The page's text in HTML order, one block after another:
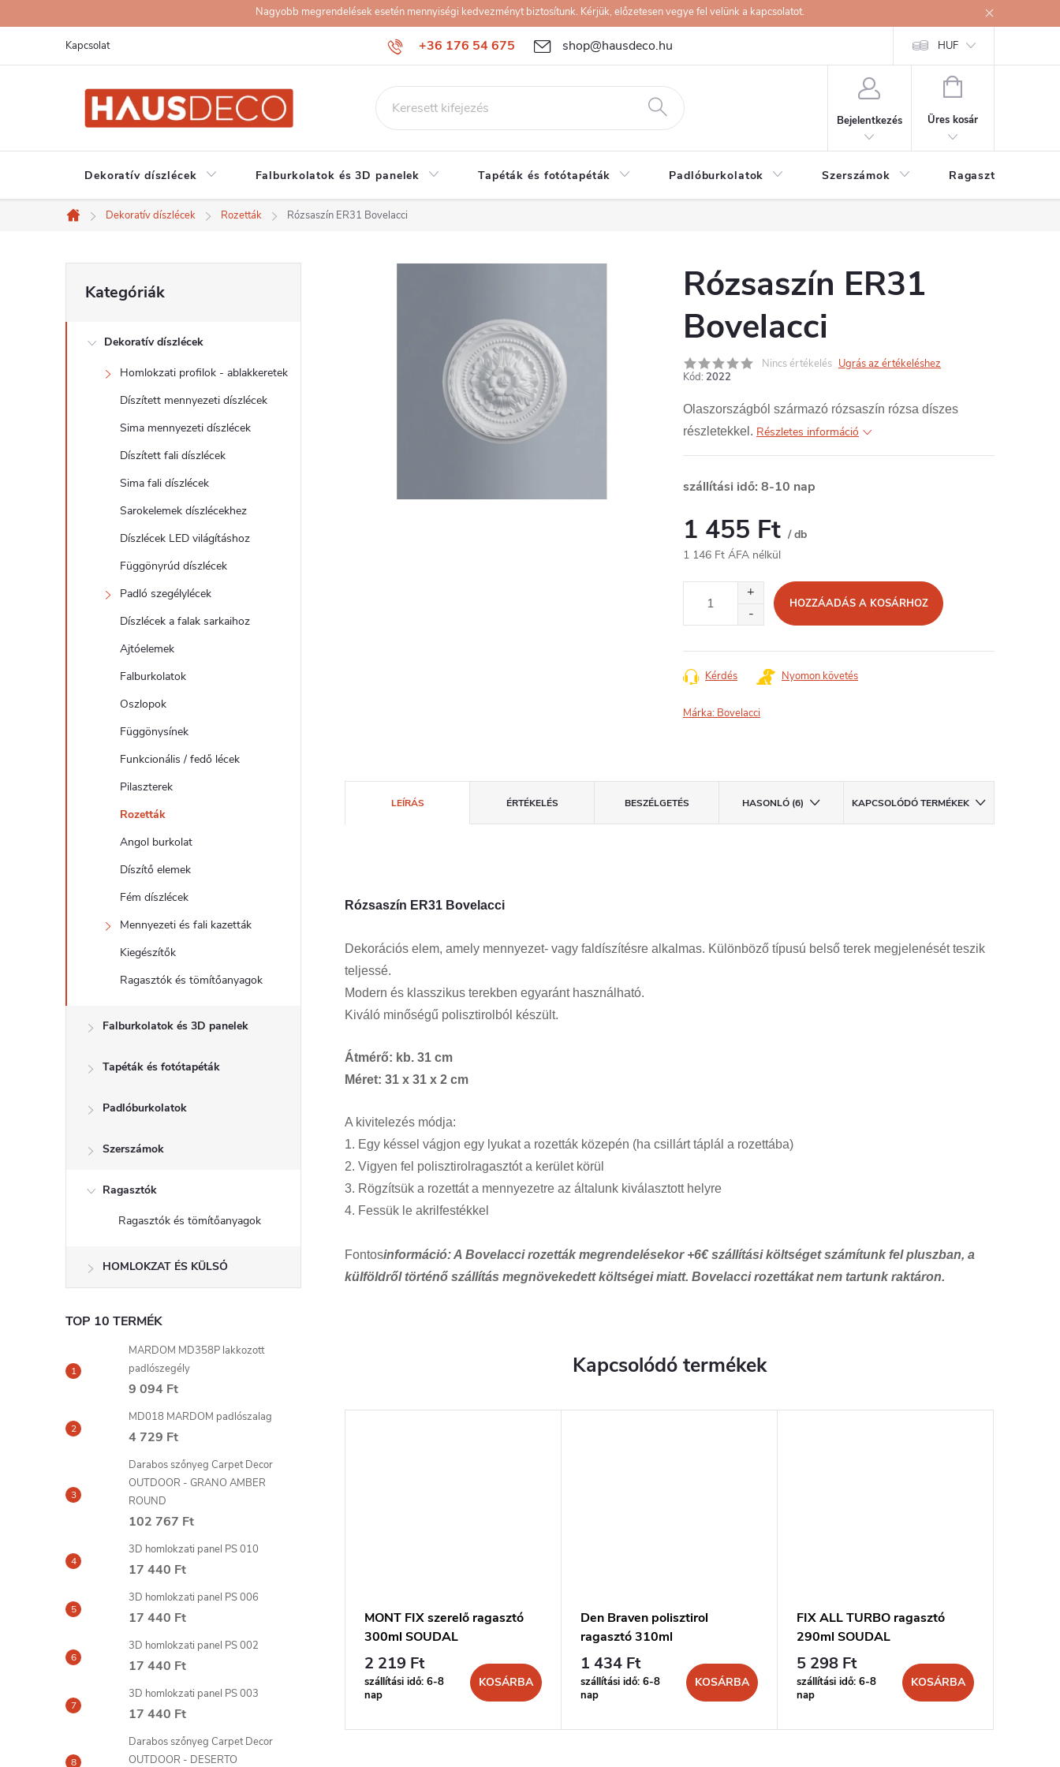
a
Nagyobb megrendelések esetén mennyiségi kedvezményt biztosítunk. Kérjük, előzetesen vegye fel velünk a kapcsolatot.
+36 176 54 675 shop@hausdeco.hu
Kapcsolat HUF
Bejelentkezés
KOSÁR
Üres kosár
Dekoratív díszlécek Falburkolatok és 3D panelek Tapéták és fotótapéták Padlóburkolatok Szerszámok Ragasztók
Kezdőlap
Dekoratív díszlécek Rozetták Rózsaszín ER31 Bovelacci
O
l
átugrása
Kategóriák
Dekoratív díszlécek
Homlokzati profilok - ablakkeretek
Díszített mennyezeti díszlécek
Sima mennyezeti díszlécek
Díszített fali díszlécek
Sima fali díszlécek
Sarokelemek díszlécekhez
Díszlécek LED világításhoz
Függönyrúd díszlécek
Padló szegélylécek
Díszlécek a falak sarkaihoz
Ajtóelemek
Falburkolatok
Oszlopok
Függönysínek
Funkcionális / fedő lécek
Pilaszterek
Rozetták
Angol burkolat
Díszítő elemek
Fém díszlécek
Mennyezeti és fali kazetták
Kiegészítők
Ragasztók és tömítőanyagok
Falburkolatok és 3D panelek
Tapéták és fotótapéták
Padlóburkolatok
Szerszámok
Ragasztók
Ragasztók és tömítőanyagok
HOMLOKZAT ÉS KÜLSŐ
TOP 10 TERMÉK
MARDOM MD358P lakkozott
padlószegély
9 094 Ft
MD018 MARDOM padlószalag
4 729 Ft
Darabos szőnyeg Carpet Decor
OUTDOOR - GRANO AMBER
ROUND
102 767 Ft
3D homlokzati panel PS 010
17 440 Ft
3D homlokzati panel PS 006
17 440 Ft
3D homlokzati panel PS 002
17 440 Ft
3D homlokzati panel PS 003
17 440 Ft
Darabos szőnyeg Carpet Decor
OUTDOOR - DESERTO
Rózsaszín ER31
Bovelacci
Nincs értékelés Ugrás az értékeléshez
Kód: 2022
Olaszországból származó rózsaszín rózsa díszes
részletekkel. Részletes információ
szállítási idő: 8-10 nap
1 455 Ft / db
1 146 Ft ÁFA nélkül
HOZZÁADÁS A KOSÁRHOZ
Kérdés Nyomon követés
Márka: Bovelacci
LEÍRÁS ÉRTÉKELÉS BESZÉLGETÉS HASONLÓ (6) KAPCSOLÓDÓ TERMÉKEK
Rózsaszín ER31 Bovelacci
Dekorációs elem, amely mennyezet- vagy faldíszítésre alkalmas. Különböző típusú belső terek megjelenését teszik
teljessé.
Modern és klasszikus terekben egyaránt használható.
Kiváló minőségű polisztirolból készült.
Átmérő: kb. 31 cm
Méret: 31 x 31 x 2 cm
A kivitelezés módja:
1. Egy késsel vágjon egy lyukat a rozetták közepén (ha csillárt táplál a rozettába)
2. Vigyen fel polisztirolragasztót a kerület körül
3. Rögzítsük a rozettát a mennyezetre az általunk kiválasztott helyre
4. Fessük le akrilfestékkel
Fontosinformáció: A Bovelacci rozetták megrendelésekor +6€ szállítási költséget számítunk fel pluszban, a
külföldről történő szállítás megnövekedett költségei miatt. Bovelacci rozettákat nem tartunk raktáron.
Kapcsolódó termékek
MONT FIX szerelő ragasztó
300ml SOUDAL
2 219 Ft
szállítási idő: 6-8
nap
KOSÁRBA
Den Braven polisztirol
ragasztó 310ml
1 434 Ft
szállítási idő: 6-8
nap
KOSÁRBA
FIX ALL TURBO ragasztó
290ml SOUDAL
5 298 Ft
szállítási idő: 6-8
nap
KOSÁRBA